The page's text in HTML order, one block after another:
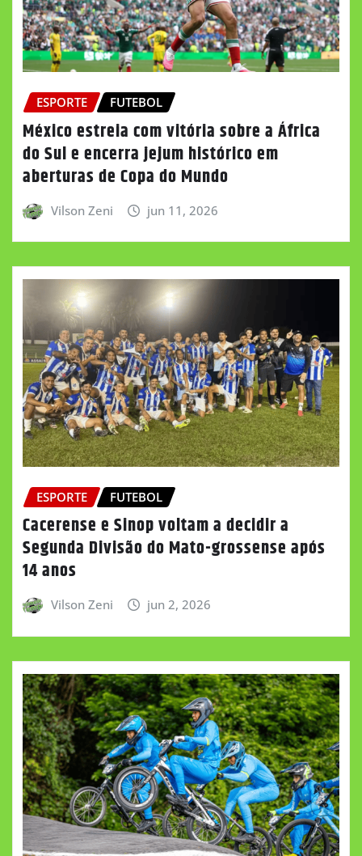
ESPORTE FUTEBOL
México estreia com vitória sobre a África
do Sul e encerra jejum histórico em
aberturas de Copa do Mundo
Vilson Zeni jun 11, 2026
ESPORTE FUTEBOL
Cacerense e Sinop voltam a decidir a
Segunda Divisão do Mato-grossense após
14 anos
Vilson Zeni jun 2, 2026